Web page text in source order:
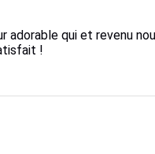
adorable qui et revenu
!